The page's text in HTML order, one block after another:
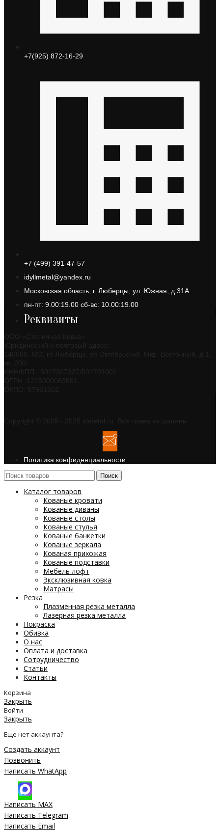
+7(925) 872-16-29
+7 (499) 391-47-57
idyllmetal@yandex.ru
Московская область, г. Люберцы, ул. Южная, д.31А
пн-пт: 9.00:19.00 сб-вс: 10.00:19.00
Реквизиты
Политика конфиденциальности
Поиск
Каталог товаров
Кованые кровати
Кованые диваны
Кованые столы
Кованые стулья
Кованые банкетки
Кованые зеркала
Кованая прихожая
Кованые подставки
Мебель лофт
Эксклюзивная ковка
Матрасы
Резка
Плазменная резка металла
Лазерная резка металла
Покраска
Обивка
О нас
Оплата и доставка
Сотрудничество
Статьи
Контакты
Корзина
Закрыть
Войти
Закрыть
Еще нет аккаунта?
Создать аккаунт
Позвонить
Написать WhatApp
Написать MAX
Написать Telegram
Написать Email